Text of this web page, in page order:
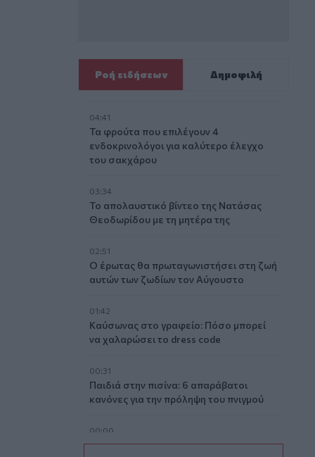
Ροή ειδήσεων Δημοφιλή
04:41
Τα φρούτα που επιλέγουν 4
ενδοκρινολόγοι για καλύτερο έλεγχο
του σακχάρου
03:34
Το απολαυστικό βίντεο της Νατάσας
Θεοδωρίδου με τη μητέρα της
02:51
Ο έρωτας θα πρωταγωνιστήσει στη ζωή
αυτών των ζωδίων τον Αύγουστο
01:42
Καύσωνας στο γραφείο: Πόσο μπορεί
να χαλαρώσει το dress code
00:31
Παιδιά στην πισίνα: 6 απαράβατοι
κανόνες για την πρόληψη του πνιγμού
00:00
Ανατριχιαστικό βίντεο από τον σεισμό